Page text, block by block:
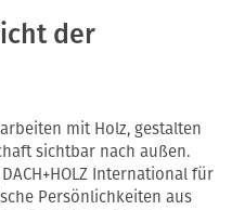
der
mit Holz, gestalten
sichtbar nach außen.
International für
Persönlichkeiten aus